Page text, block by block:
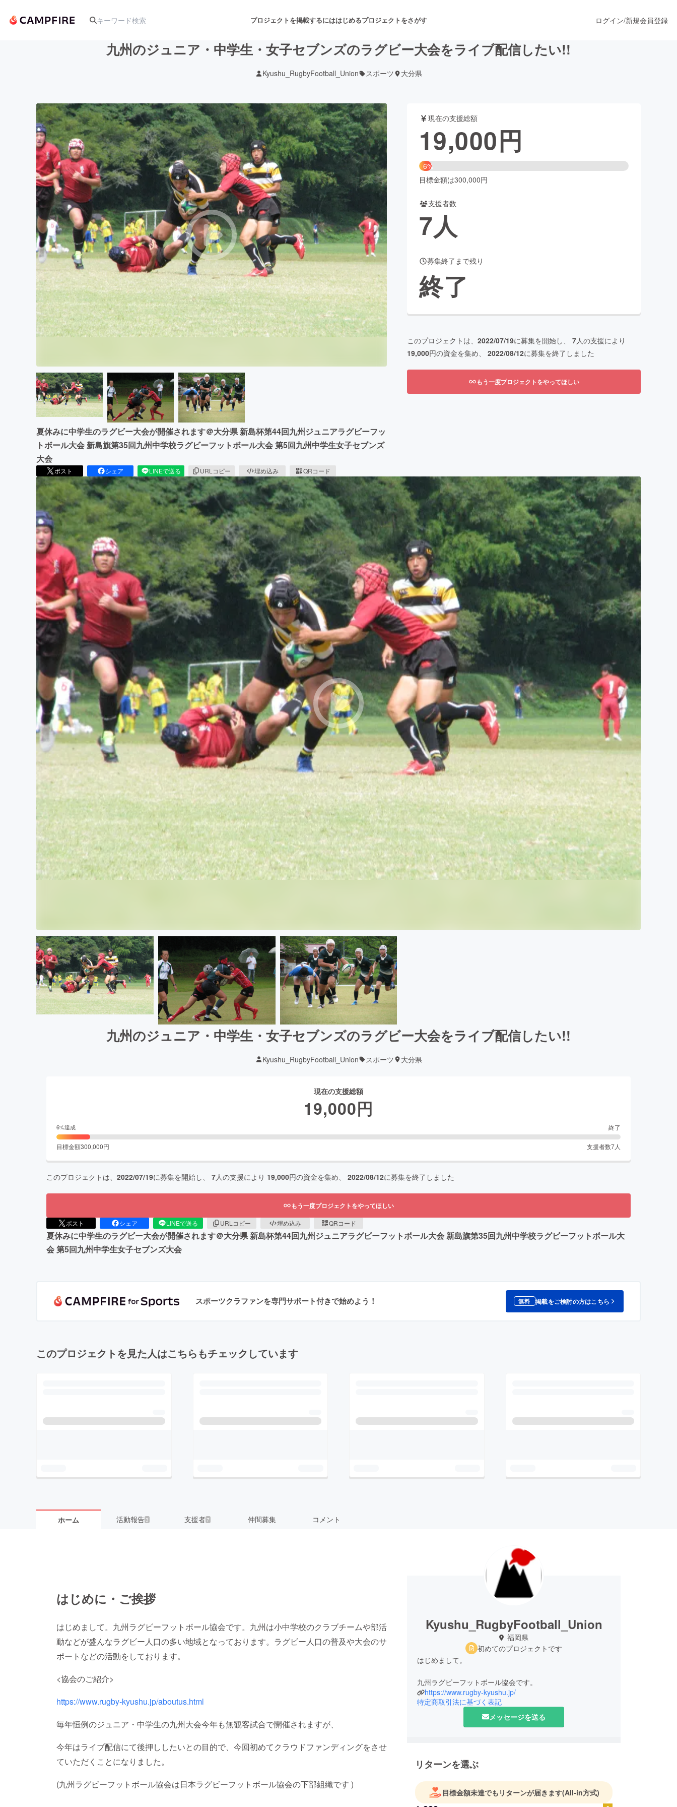
プロジェクトを掲載するにははじめるプロジェクトをさがす
アート・写真 音楽 舞台・パフォーマンス
テクノロジー・ガジェット ゲーム・サービス開発 フード・飲食店 ファッション
映像・映画 書籍・雑誌出版 アニメ・漫画
ビジネス・起業 チャレンジ ビューティー・ヘルスケア
まちづくり・地域活性化
CAMPFIRE for Social GoodCAMPFIRE Creation
CAMPFIREふるさと納税 machi-ya コミュニティ
ログイン/新規会員登録
九州のジュニア・中学生・女子セブンズのラグビー大会をライブ配信したい!!
Kyushu_RugbyFootball_Union スポーツ 大分県
夏休みに中学生のラグビー大会が開催されます＠大分県 新島杯第44回九州ジュニアラグビーフッ
トボール大会 新島旗第35回九州中学校ラグビーフットボール大会 第5回九州中学生女子セブンズ
大会
ポスト シェア LINEで送る URLコピー 埋め込み QRコード
現在の支援総額
19,000円
6%
目標金額は300,000円
支援者数
7人
募集終了まで残り
終了
このプロジェクトは、 2022/07/19に募集を開始し、 7人の支援により
19,000円の資金を集め、 2022/08/12に募集を終了しました
もう一度プロジェクトをやってほしい
九州のジュニア・中学生・女子セブンズのラグビー大会をライブ配信したい!!
Kyushu_RugbyFootball_Union スポーツ 大分県
現在の支援総額
19,000円
6%達成 終了
目標金額300,000円 支援者数7人
このプロジェクトは、 2022/07/19に募集を開始し、 7人の支援により 19,000円の資金を集め、 2022/08/12に募集を終了しました
もう一度プロジェクトをやってほしい
ポスト シェア LINEで送る URLコピー 埋め込み QRコード
夏休みに中学生のラグビー大会が開催されます＠大分県 新島杯第44回九州ジュニアラグビーフットボール大会 新島旗第35回九州中学校ラグビーフットボール大
会 第5回九州中学生女子セブンズ大会
スポーツクラファンを専門サポート付きで始めよう！ 無料 掲載をご検討の方はこちら
このプロジェクトを見た人はこちらもチェックしています
ホーム 活動報告3 支援者7 仲間募集 コメント
はじめに・ご挨拶
はじめまして。九州ラグビーフットボール協会です。九州は小中学校のクラブチームや部活
動などが盛んなラグビー人口の多い地域となっております。ラグビー人口の普及や大会のサ
ポートなどの活動をしております。
<協会のご紹介>
https://www.rugby-kyushu.jp/aboutus.html
毎年恒例のジュニア・中学生の九州大会今年も無観客試合で開催されますが、
今年はライブ配信にて後押ししたいとの目的で、今回初めてクラウドファンディングをさせ
ていただくことになりました。
(九州ラグビーフットボール協会は日本ラグビーフットボール協会の下部組織です )
Kyushu_RugbyFootball_Union
福岡県
初めてのプロジェクトです
はじめまして。
九州ラグビーフットボール協会です。
https://www.rugby-kyushu.jp/
特定商取引法に基づく表記
メッセージを送る
リターンを選ぶ
目標金額未達でもリターンが届きます(All-in方式)